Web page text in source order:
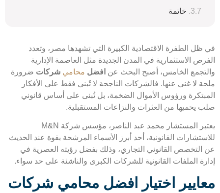
خاتمة
الطفرة الاقتصادية الكبيرة التي تشهدها مصر، وتعدد
الاستثمارية في المدن الجديدة مثل العاصمة الإدارية
الخامس، أصبح البحث عن افضلمحاميشركات ضرورة
لا غنى عنها. فالشركات الناجحة لا تُبنى فقط على الأفكار
ورؤوس الأموال الضخمة، بل تُبنى على أساس قانوني
يحميها من العثرات والنزاعات المستقبلية.
يعتبر المستشار محمد عبد الناصر، مؤسس شركة M&N
القانونية، أحد أبرز الأسماء المرشحة بقوة عند الحديث
القانوني التجاري، وذلك بفضل رؤيته العصرية في
الملفات القانونية للشركات الكبرى والناشئة على حد سواء.
اختيار افضل محامي شركات